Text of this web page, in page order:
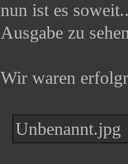
nun ist es
Ausgabe zu
Wir waren
Unbenannt.jpg